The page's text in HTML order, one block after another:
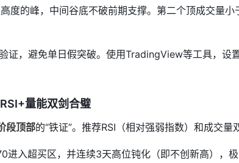
度的峰，中间谷底不破前期支撑。第二个顶成交量小
证，避免单日假突破。使用TradingView等工具，设
量能双剑合璧
段顶部的“铁证”。推荐RSI（相对强弱指数）和成交量
进入超买区，并连续3天高位钝化（即不创新高），